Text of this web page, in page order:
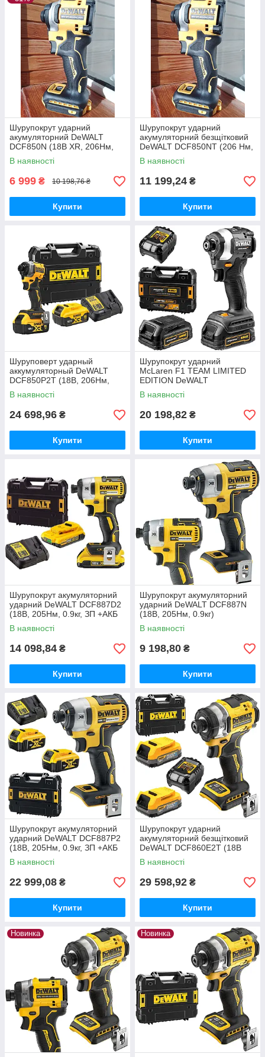
Шурупокрут ударний
акумуляторний DeWALT
DCF850N (18В XR, 206Нм,
0.95кг)
В наявності
6 999 ₴ 10 198,76 ₴
Купити
Шурупокрут ударний
акумуляторний безщітковий
DeWALT DCF850NT (206 Нм,
0.95кг)
В наявності
11 199,24 ₴
Купити
Шуруповерт ударный
аккумуляторный DeWALT
DCF850P2T (18В, 206Нм,
0.95кг, ЗП + АКБ 5Аг -2шт)
В наявності
24 698,96 ₴
Купити
Шурупокрут ударний
McLaren F1 TEAM LIMITED
EDITION DeWALT
DCF85ME2GT (18В, 206Нм,
0.9кг)
В наявності
20 198,82 ₴
Купити
Шурупокрут акумуляторний
ударний DeWALT DCF887D2
(18В, 205Нм, 0.9кг, ЗП +АКБ
2Аг х2шт.)
В наявності
14 098,84 ₴
Купити
Шурупокрут акумуляторний
ударний DeWALT DCF887N
(18В, 205Нм, 0.9кг)
В наявності
9 198,80 ₴
Купити
Шурупокрут акумуляторний
ударний DeWALT DCF887P2
(18В, 205Нм, 0.9кг, ЗП +АКБ
5Аг-2шт.)
В наявності
22 999,08 ₴
Купити
Шурупокрут ударний
акумуляторний безщітковий
DeWALT DCF860E2T (18В
XR, 282 Нм, 3800 об/хв, 1.1кг,
PowerStack 1.7
В наявності
29 598,92 ₴
Купити
Новинка Новинка